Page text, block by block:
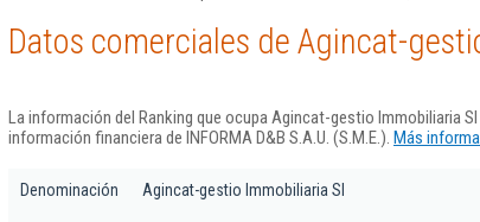
Datos comerciales de Agincat-
La información del Ranking que ocupa Agincat-gestio Immobiliaria
información financiera de INFORMA D&B S.A.U. (S.M.E.). Más
Denominación Agincat-gestio Immobiliaria Sl